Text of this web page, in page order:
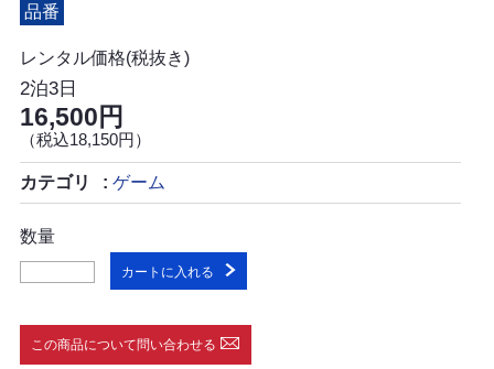
品番
レンタル価格(税抜き)
2泊3日
16,500円
（税込18,150円）
カテゴリ ゲーム
数量
カートに入れる
この商品について問い合わせる